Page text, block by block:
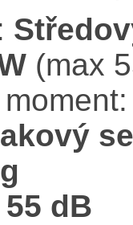
(max
55 dB